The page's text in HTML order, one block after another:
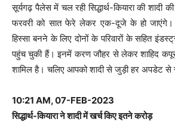
सूर्यगढ़ पैलेस में चल रही सिद्धार्थ-कियारा की शादी
फरवरी को सात फेरे लेकर एक-दूजे के हो जाएंगे।
हिस्सा बनने के लिए दोनों के परिवारों के सहित
पहुंच चुकी हैं। इनमें करण जौहर से लेकर शाहिद
शामिल है। चलिए आपको शादी से जुड़ी हर अपडेट
10:21 AM, 07-FEB-2023
सिद्धार्थ-कियारा ने शादी में खर्च किए इतने करोड़